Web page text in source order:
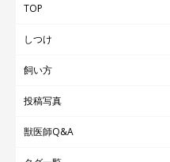
TOP
しつけ
飼い方
投稿写真
獣医師Q&A